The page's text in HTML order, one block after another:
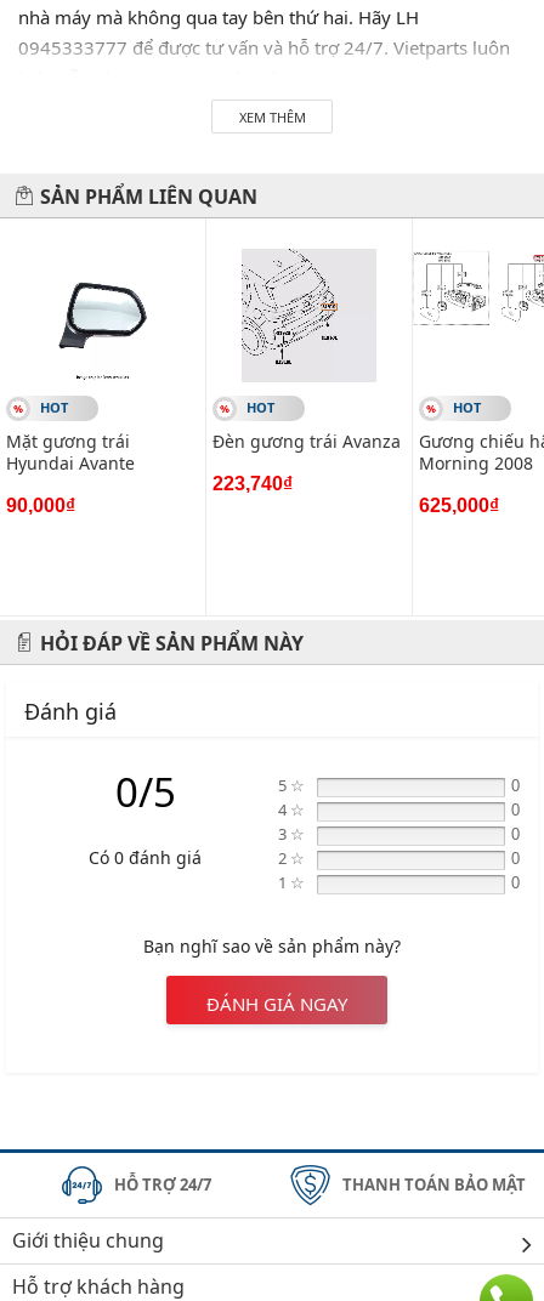
nhà máy mà không qua tay bên thứ hai. Hãy LH
0945333777 để được tư vấn và hỗ trợ 24/7. Vietparts luôn
đáo nhất.
#vietparts #ascgroup #phutungotodungxuatxurochatluong
#phugiaoto #phutungoto
-------------------------------------------------------
VIETPARTS - Thương hiệu 20 năm về cung cấp phụ tùng,
phụ kiện và phụ gia xe hơi.
Địa chỉ: 434 Trần Khát Chân- Hai Bà Trưng- Hà Nội
XEM THÊM
SẢN PHẨM LIÊN QUAN
HOT
Mặt gương trái
Hyundai Avante
90,000₫
HOT
Đèn gương trái Avanza
223,740₫
HOT
Gương chiếu
Morning 2008
625,000₫
HỎI ĐÁP VỀ SẢN PHẨM NÀY
Đánh giá
0/5
Có 0 đánh giá
5 ☆ 0
4 ☆ 0
3 ☆ 0
2 ☆ 0
1 ☆ 0
Bạn nghĩ sao về sản phẩm này?
ĐÁNH GIÁ NGAY
HỖ TRỢ 24/7 THANH TOÁN BẢO MẬT
Giới thiệu chung
Hỗ trợ khách hàng